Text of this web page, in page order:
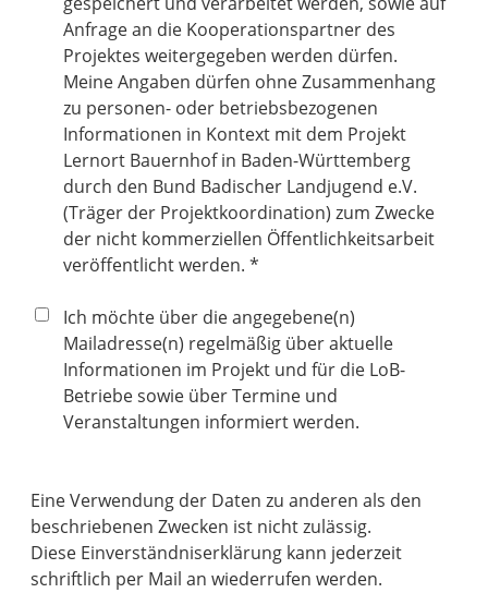
Anfrage an die Kooperationspartner des
Projektes weitergegeben werden dürfen.
Meine Angaben dürfen ohne Zusammenhang
zu personen- oder betriebsbezogenen
Informationen in Kontext mit dem Projekt
Lernort Bauernhof in Baden-Württemberg
durch den Bund Badischer Landjugend e.V.
(Träger der Projektkoordination) zum Zwecke
der nicht kommerziellen Öffentlichkeitsarbeit
veröffentlicht werden. *
Ich möchte über die angegebene(n)
Mailadresse(n) regelmäßig über aktuelle
Informationen im Projekt und für die LoB-
Betriebe sowie über Termine und
Veranstaltungen informiert werden.
Eine Verwendung der Daten zu anderen als den
beschriebenen Zwecken ist nicht zulässig.
Diese Einverständniserklärung kann jederzeit
schriftlich per Mail anwiederrufen werden.